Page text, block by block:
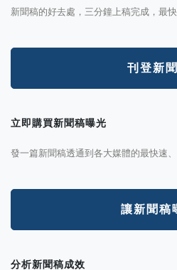
新聞稿的好去處，三分鐘上稿完成，最
刊登新
立即購買新聞稿曝光
發一篇新聞稿透通到各大媒體的最快速
讓新聞稿
分析新聞稿成效